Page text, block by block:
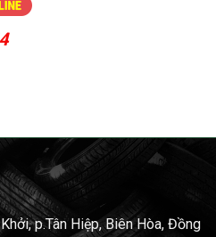
p.Tân Hiệp, Biên Hòa, Đồng